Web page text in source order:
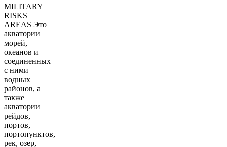
MILITARY
RISKS
AREAS Это
акватории
морей,
океанов и
соединенных
с ними
водных
районов, а
также
акватории
рейдов,
портов,
портопунктов,
рек, озер,